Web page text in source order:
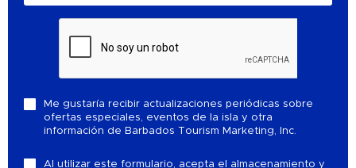
Me gustaría recibir actualizaciones periódicas sobre
ofertas especiales, eventos de la isla y otra
información de Barbados Tourism Marketing, Inc.
Al utilizar este formulario, acepta el almacenamiento y